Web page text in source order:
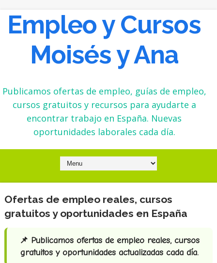
Empleo y Cursos
Moisés y Ana
Publicamos ofertas de empleo, guías de empleo,
cursos gratuitos y recursos para ayudarte a
encontrar trabajo en España. Nuevas
oportunidades laborales cada día.
Ofertas de empleo reales, cursos
gratuitos y oportunidades en España
📌 Publicamos ofertas de empleo reales, cursos
gratuitos y oportunidades actualizadas cada día.